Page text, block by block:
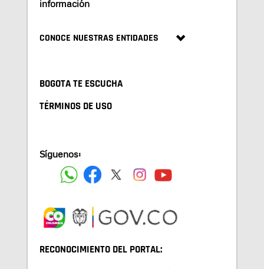
información
CONOCE NUESTRAS ENTIDADES
BOGOTA TE ESCUCHA
TÉRMINOS DE USO
Síguenos:
RECONOCIMIENTO DEL PORTAL: